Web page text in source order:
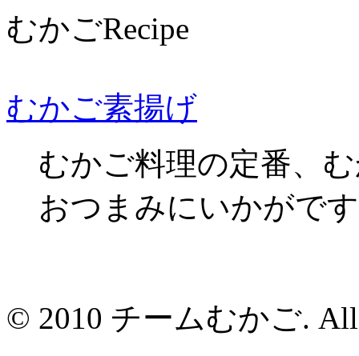
むかごRecipe
むかご素揚げ
むかご料理の定番、
おつまみにいかがで
© 2010 チームむかご. All